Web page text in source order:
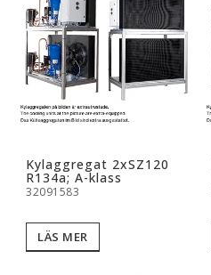
Kylaggregat 2xSZ120
R134a; A-klass
32091583
LÄS MER